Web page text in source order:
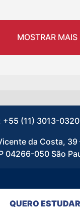
MOSTRAR
+55 (11) 3013-0320
da Costa, 39
04266-050 São
QUERO